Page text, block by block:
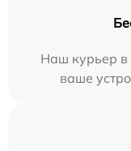
Наш курьер в
ваше